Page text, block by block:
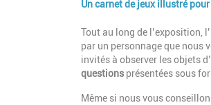
Un carnet de jeux illustré
Description
Tout au long de l’exposition,
par un personnage que nous
invités à observer les objets
questions présentées sous
Même si nous vous